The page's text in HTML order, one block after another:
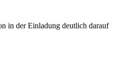
in der Einladung deutlich darauf